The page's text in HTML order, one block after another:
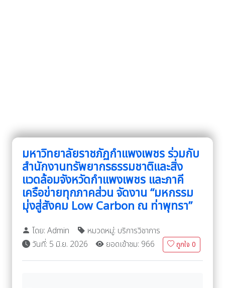
มหาวิทยาลัยราชภัฏกำแพงเพชร ร่วมกับ
สำนักงานทรัพยากรธรรมชาติและสิ่ง
แวดล้อมจังหวัดกำแพงเพชร และภาคี
เครือข่ายทุกภาคส่วน จัดงาน “มหกรรม
มุ่งสู่สังคม Low Carbon ณ ท่าพุทรา”
โดย: Admin
หมวดหมู่: บริการวิชาการ
วันที่: 5 มิ.ย. 2026
ยอดเข้าชม: 966 ถูกใจ 0